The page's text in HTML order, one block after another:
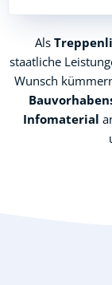
Als
staatliche
Wunsch
Infomaterial